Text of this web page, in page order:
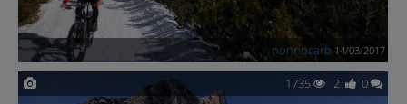
nonnocarb 14/03/2017
1735 2 0